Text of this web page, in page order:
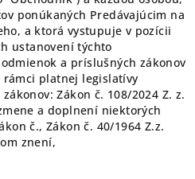
ponúkaných Predávajúcim na
a ktorá vystupuje v pozícii
ustanovení týchto
a príslušných zákonov
platnej legislatívy
Zákon č. 108/2024 Z. z.
a doplnení niektorých
č., Zákon č. 40/1964 Z.z.
znení,